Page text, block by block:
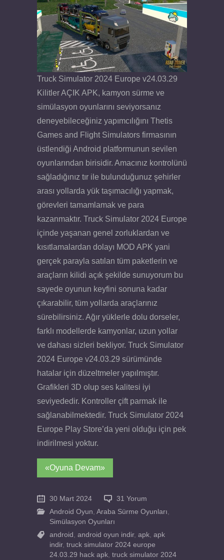
Truck Simulator 2024 Europe v24.03.29
Kilitler AÇIK APK, kamyon sürme ve
simülasyon oyunlarını seviyorsanız
deneyebileceğiniz yapımcılığını Thetis
Games and Flight Simulators firmasının
üstlendiği Android platformunun sevilen
oyunlarından birisidir. Amacınız kontrolünü
sağladığınız tır ile bulunduğunuz şehirler
arası yollarda yük taşımacılığı yapmak,
görevleri tamamlamak ve para
kazanmaktır. Truck Simulator 2024 Europe
içinde yaşanan genel zorluklardan ve
kısıtlamalardan dolayı MOD APK yani
gerçek parayla satılan tüm paketlerin ve
araçların kilidi açık şekilde sunuyorum bu
sayede oyunun keyfini sonuna kadar
çıkarabilir, tüm yollarda araçlarınız
sürebilirsiniz. Ağır yüklerle dolu dorseler,
farklı modellerde kamyonlar, uzun yollar
ve dahası sizleri bekliyor. Truck Simulator
2024 Europe v24.03.29 sürümünde
hatalar için düzeltmeler yapılmıştır.
Grafikleri 3D olup ses kalitesi iyi
seviyededir. Kontroller çift parmak ile
sağlanabilmektedir. Truck Simulator 2024
Europe Play Store’da yeni olduğu için pek
indirilmesi yoktur.
«Oyuna Devam»
30 Mart 2024
31 Yorum
Android Oyun, Araba Sürme Oyunları,
Simülasyon Oyunları
android , android oyun indir, apk, apk
indir, truck simulator 2024 europe
24.03.29 hack apk, truck simulator 2024